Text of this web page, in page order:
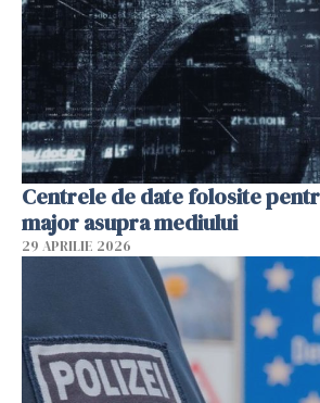
Centrele de date folosite
major asupra mediului
29 APRILIE 2026